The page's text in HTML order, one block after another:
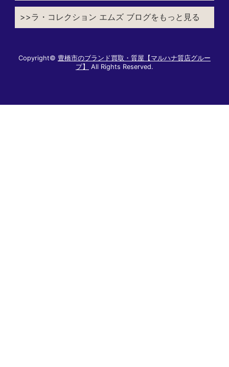
>>ラ・コレクション エムズ ブログをもっと見る
Copyright© 豊橋市のブランド買取・質屋【マルハナ質店グルー
プ】
All Rights Reserved.